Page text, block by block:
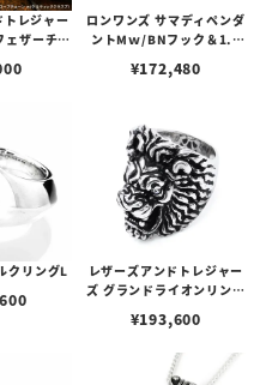
レジャー
ェザーチャ
ロンワンズ サマディペンダ
ントMｗ/BNフック＆1.8
ェーン
¥172,480
クリングL
レザーズアンドトレジャー
ズ グランドライオンリング
¥193,600